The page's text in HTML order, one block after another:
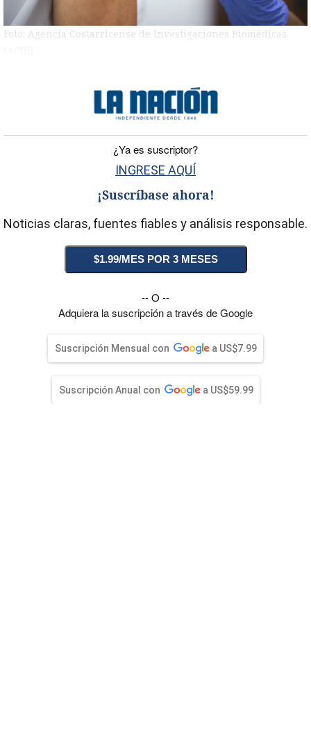
Foto: Agencia Costarricense de Investigaciones Biomédicas